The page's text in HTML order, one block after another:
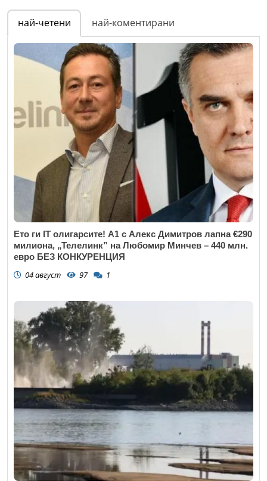
Откажи
Коментар*
Откажи
Име*
Коментар*
най-четени най-коментирани
Ето ги IT олигарсите! А1 с Алекс Димитров лапна €290
милиона, „Телелинк” на Любомир Минчев – 440 млн.
евро БЕЗ КОНКУРЕНЦИЯ
04 август 97 1